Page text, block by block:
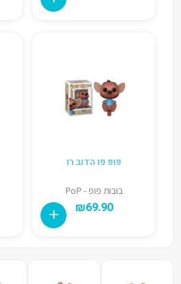
פופ פו הדוב רו
בובות פופ - PoP
₪69.90